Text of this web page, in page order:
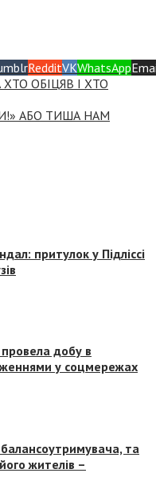
RedditVKWhatsApp
ОБІЦЯВ І ХТО
АБО ТИША НАМ
притулок у Підліссі
добу в
у соцмережах
та
жителів –